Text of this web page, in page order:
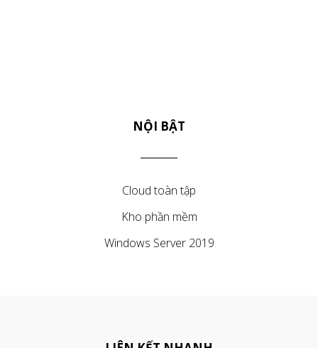
NỘI BẬT
Cloud toàn tập
Kho phần mềm
Windows Server 2019